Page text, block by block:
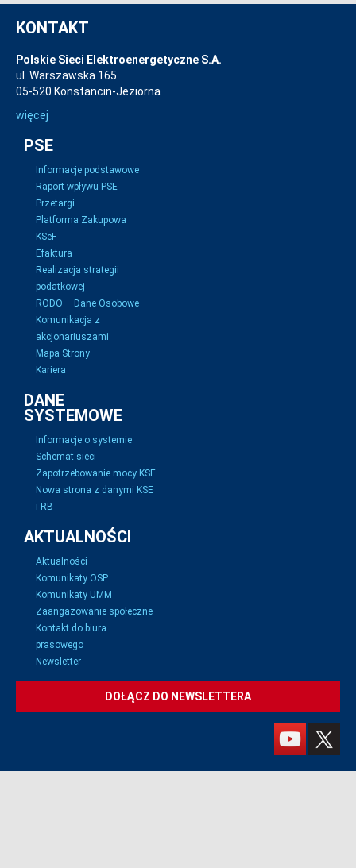
KONTAKT
Polskie Sieci Elektroenergetyczne S.A.
ul. Warszawska 165
05-520 Konstancin-Jeziorna
więcej
PSE
Informacje podstawowe
Raport wpływu PSE
Przetargi
Platforma Zakupowa
KSeF
Efaktura
Realizacja strategii
podatkowej
RODO – Dane Osobowe
Komunikacja z
akcjonariuszami
Mapa Strony
Kariera
DANE
SYSTEMOWE
Informacje o systemie
Schemat sieci
Zapotrzebowanie mocy KSE
Nowa strona z danymi KSE
i RB
AKTUALNOŚCI
Aktualności
Komunikaty OSP
Komunikaty UMM
Zaangażowanie społeczne
Kontakt do biura
prasowego
Newsletter
DOŁĄCZ DO NEWSLETTERA